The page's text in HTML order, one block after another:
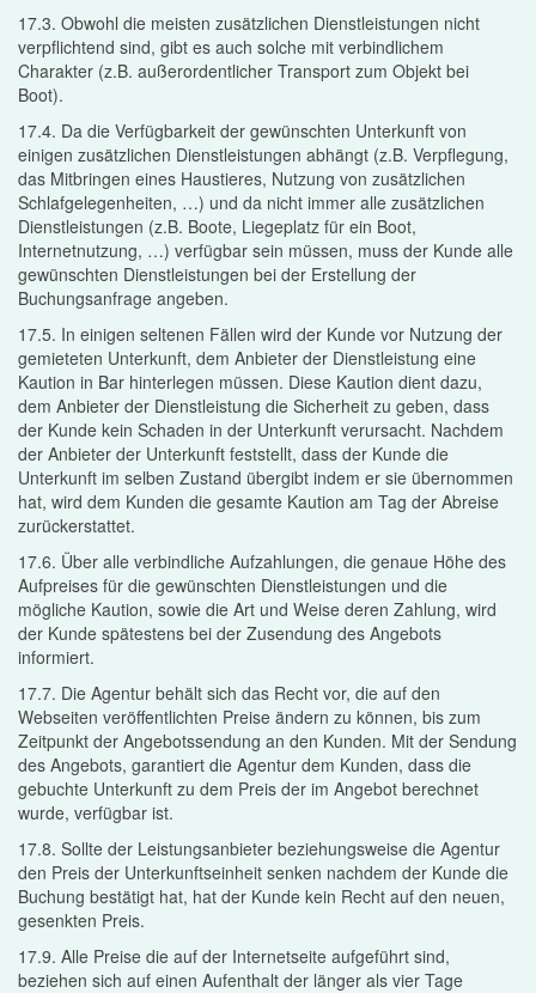
17.3. Obwohl die meisten zusätzlichen Dienstleistungen nicht
verpflichtend sind, gibt es auch solche mit verbindlichem
Charakter (z.B. außerordentlicher Transport zum Objekt bei
Boot).
17.4. Da die Verfügbarkeit der gewünschten Unterkunft von
einigen zusätzlichen Dienstleistungen abhängt (z.B. Verpflegung,
das Mitbringen eines Haustieres, Nutzung von zusätzlichen
Schlafgelegenheiten, …) und da nicht immer alle zusätzlichen
Dienstleistungen (z.B. Boote, Liegeplatz für ein Boot,
Internetnutzung, …) verfügbar sein müssen, muss der Kunde alle
gewünschten Dienstleistungen bei der Erstellung der
Buchungsanfrage angeben.
17.5. In einigen seltenen Fällen wird der Kunde vor Nutzung der
gemieteten Unterkunft, dem Anbieter der Dienstleistung eine
Kaution in Bar hinterlegen müssen. Diese Kaution dient dazu,
dem Anbieter der Dienstleistung die Sicherheit zu geben, dass
der Kunde kein Schaden in der Unterkunft verursacht. Nachdem
der Anbieter der Unterkunft feststellt, dass der Kunde die
Unterkunft im selben Zustand übergibt indem er sie übernommen
hat, wird dem Kunden die gesamte Kaution am Tag der Abreise
zurückerstattet.
17.6. Über alle verbindliche Aufzahlungen, die genaue Höhe des
Aufpreises für die gewünschten Dienstleistungen und die
mögliche Kaution, sowie die Art und Weise deren Zahlung, wird
der Kunde spätestens bei der Zusendung des Angebots
informiert.
17.7. Die Agentur behält sich das Recht vor, die auf den
Webseiten veröffentlichten Preise ändern zu können, bis zum
Zeitpunkt der Angebotssendung an den Kunden. Mit der Sendung
des Angebots, garantiert die Agentur dem Kunden, dass die
gebuchte Unterkunft zu dem Preis der im Angebot berechnet
wurde, verfügbar ist.
17.8. Sollte der Leistungsanbieter beziehungsweise die Agentur
den Preis der Unterkunftseinheit senken nachdem der Kunde die
Buchung bestätigt hat, hat der Kunde kein Recht auf den neuen,
gesenkten Preis.
17.9. Alle Preise die auf der Internetseite aufgeführt sind,
beziehen sich auf einen Aufenthalt der länger als vier Tage